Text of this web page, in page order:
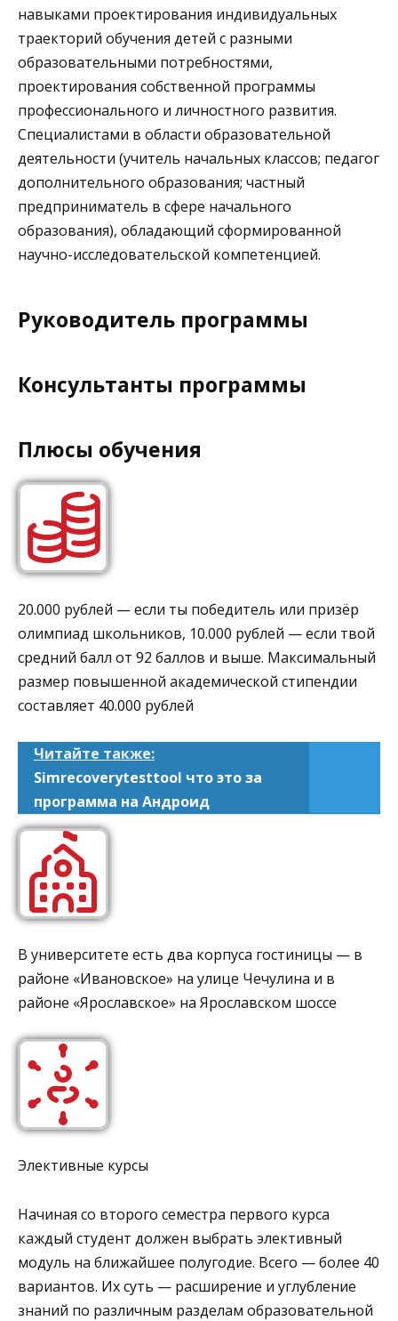
навыками проектирования индивидуальных
траекторий обучения детей с разными
образовательными потребностями,
проектирования собственной программы
профессионального и личностного развития.
Специалистами в области образовательной
деятельности (учитель начальных классов; педагог
дополнительного образования; частный
предприниматель в сфере начального
образования), обладающий сформированной
научно-исследовательской компетенцией.
Руководитель программы
Консультанты программы
Плюсы обучения
20.000 рублей — если ты победитель или призёр
олимпиад школьников, 10.000 рублей — если твой
средний балл от 92 баллов и выше. Максимальный
размер повышенной академической стипендии
составляет 40.000 рублей
Читайте также:
Simrecoverytesttool что это за
программа на Андроид
В университете есть два корпуса гостиницы — в
районе «Ивановское» на улице Чечулина и в
районе «Ярославское» на Ярославском шоссе
Элективные курсы
Начиная со второго семестра первого курса
каждый студент должен выбрать элективный
модуль на ближайшее полугодие. Всего — более 40
вариантов. Их суть — расширение и углубление
знаний по различным разделам образовательной